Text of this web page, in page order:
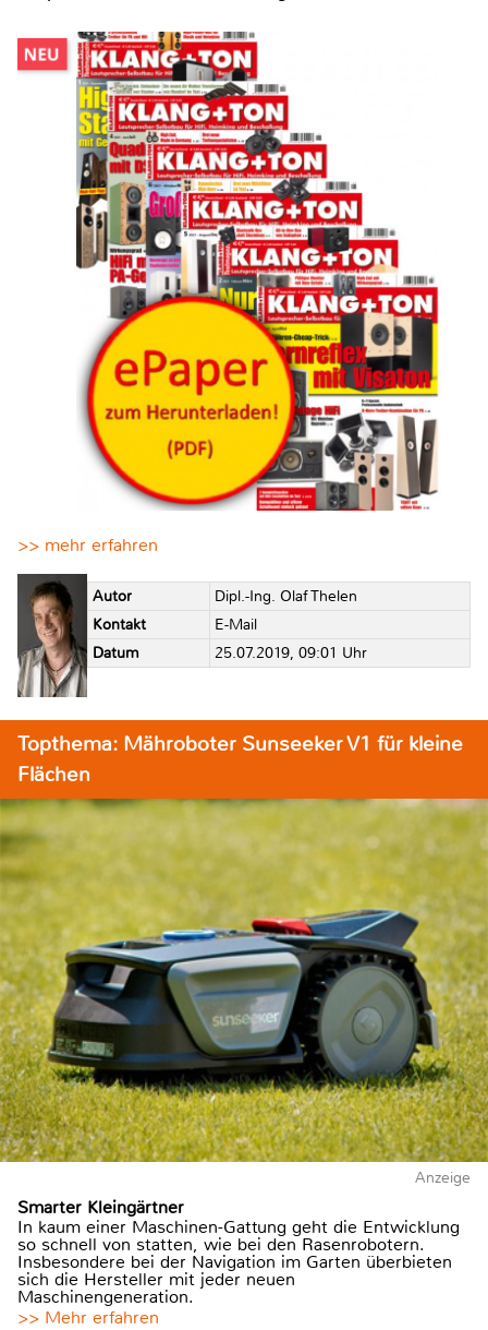
>> mehr erfahren
Autor
Dipl.-Ing. Olaf Thelen
Kontakt
E-Mail
Datum
25.07.2019, 09:01 Uhr
Topthema: Mähroboter Sunseeker V1 für kleine
Flächen
Anzeige
Smarter Kleingärtner
In kaum einer Maschinen-Gattung geht die Entwicklung
so schnell von statten, wie bei den Rasenrobotern.
Insbesondere bei der Navigation im Garten überbieten
sich die Hersteller mit jeder neuen
Maschinengeneration.
>> Mehr erfahren